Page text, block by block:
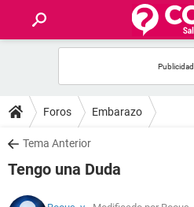
FOROS
SALUD
FAMILIA
Foros Embarazo
Tema Anterior
Tengo una Duda